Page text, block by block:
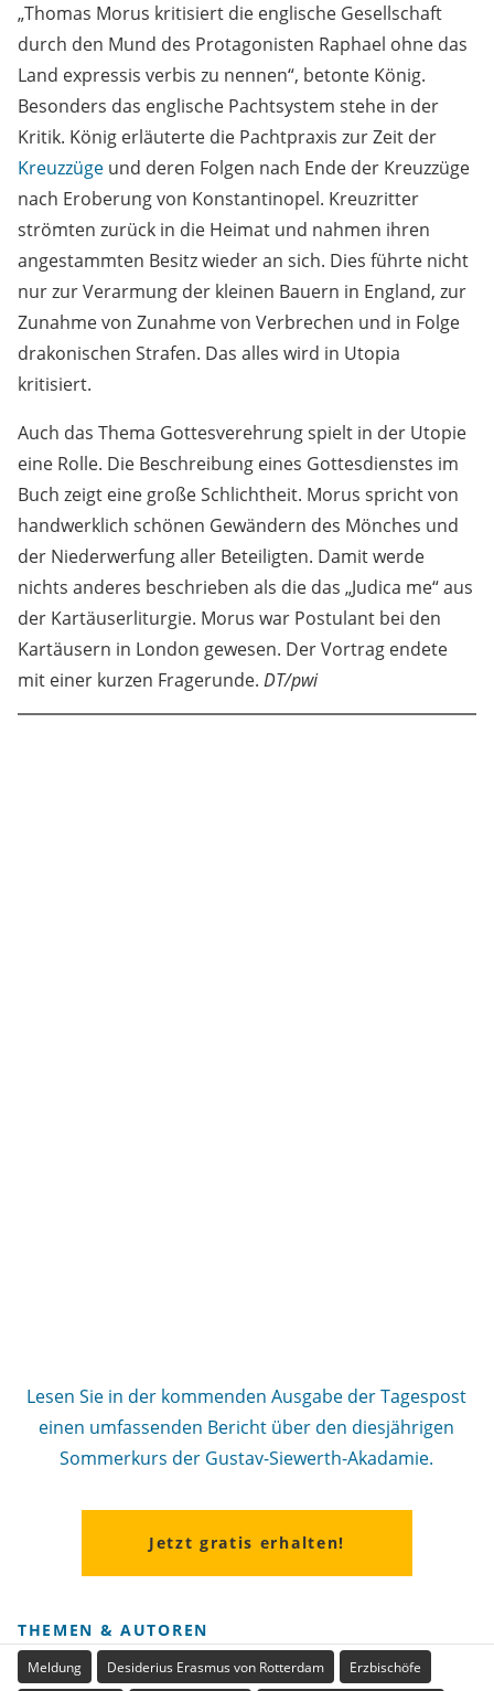
„Thomas Morus kritisiert die englische Gesellschaft
durch den Mund des Protagonisten Raphael ohne das
Land expressis verbis zu nennen“, betonte König.
Besonders das englische Pachtsystem stehe in der
Kritik. König erläuterte die Pachtpraxis zur Zeit der
Kreuzzüge und deren Folgen nach Ende der Kreuzzüge
nach Eroberung von Konstantinopel. Kreuzritter
strömten zurück in die Heimat und nahmen ihren
angestammten Besitz wieder an sich. Dies führte nicht
nur zur Verarmung der kleinen Bauern in England, zur
Zunahme von Zunahme von Verbrechen und in Folge
drakonischen Strafen. Das alles wird in Utopia
kritisiert.
Auch das Thema Gottesverehrung spielt in der Utopie
eine Rolle. Die Beschreibung eines Gottesdienstes im
Buch zeigt eine große Schlichtheit. Morus spricht von
handwerklich schönen Gewändern des Mönches und
der Niederwerfung aller Beteiligten. Damit werde
nichts anderes beschrieben als die das „Judica me“ aus
der Kartäuserliturgie. Morus war Postulant bei den
Kartäusern in London gewesen. Der Vortrag endete
mit einer kurzen Fragerunde. DT/pwi
Lesen Sie in der kommenden Ausgabe der Tagespost
einen umfassenden Bericht über den diesjährigen
Sommerkurs der Gustav-Siewerth-Akadamie.
Jetzt gratis erhalten!
THEMEN & AUTOREN
Meldung Desiderius Erasmus von Rotterdam Erzbischöfe